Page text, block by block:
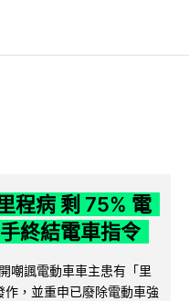
程病 剩 75% 電
終結電車指令
嘲諷電動車車主患有「里
，並重申已廢除電動車強